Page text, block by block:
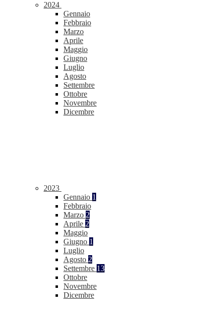
2024
Gennaio
Febbraio
Marzo
Aprile
Maggio
Giugno
Luglio
Agosto
Settembre
Ottobre
Novembre
Dicembre
2023
Gennaio 1
Febbraio
Marzo 2
Aprile 2
Maggio
Giugno 1
Luglio
Agosto 2
Settembre 13
Ottobre
Novembre
Dicembre